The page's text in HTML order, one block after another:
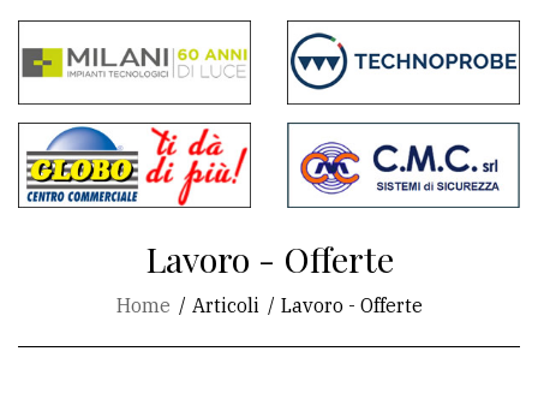
commenti
Contenuti
del
sito
CONTATTI
Lavoro - Offerte
Home Articoli Lavoro - Offerte